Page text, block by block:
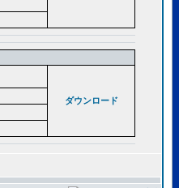
ダウンロード